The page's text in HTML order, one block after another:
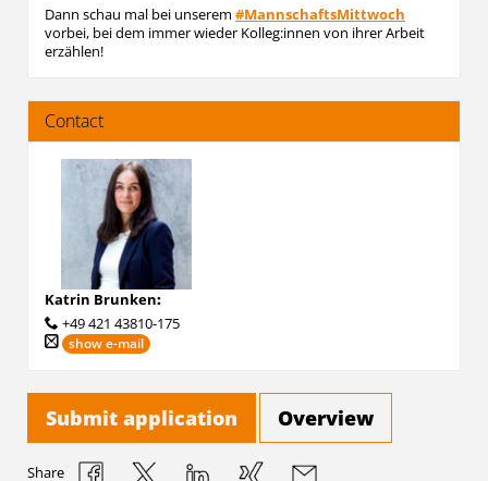
Dann schau mal bei unserem #MannschaftsMittwoch
vorbei, bei dem immer wieder Kolleg:innen von ihrer Arbeit
erzählen!
Contact
Katrin Brunken:
+49 421 43810-175
show e-mail
Submit application Overview
Share